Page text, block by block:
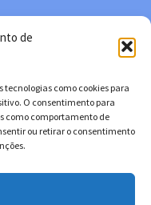
de
tecnologias como cookies para
O consentimento para
como comportamento de
ou retirar o consentimento